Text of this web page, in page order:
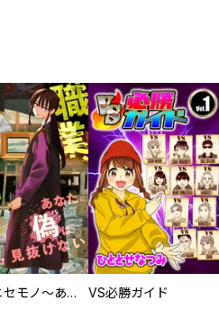
職業、ニセモノ～あなたに偽は見抜けない【電子単行本版】 VS必勝ガイド